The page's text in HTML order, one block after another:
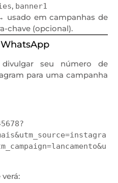
, banner1
em campanhas de
chave (opcional).
seu número de
para uma campanha